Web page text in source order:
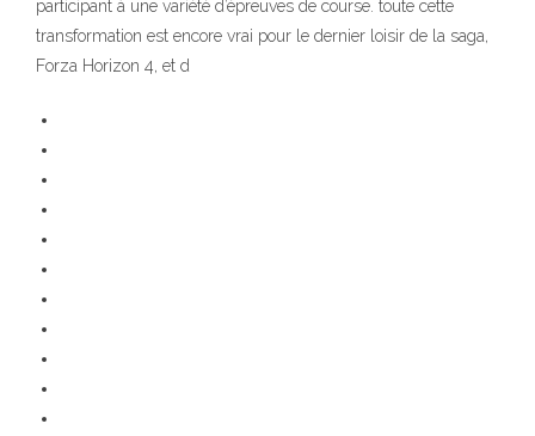
participant à une variété d’épreuves de course. toute cette
transformation est encore vrai pour le dernier loisir de la saga,
Forza Horizon 4, et d